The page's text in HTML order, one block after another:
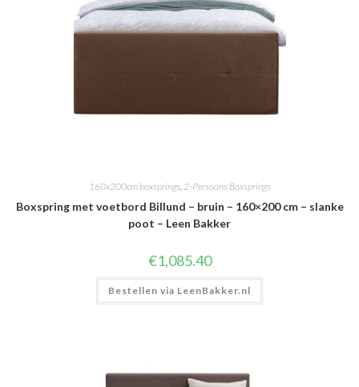
160x200cm boxsprings 2-Persoons Boxsprings
Boxspring met voetbord Billund – bruin – 160×200 cm – slanke
poot – Leen Bakker
€1,085.40
Bestellen via LeenBakker.nl